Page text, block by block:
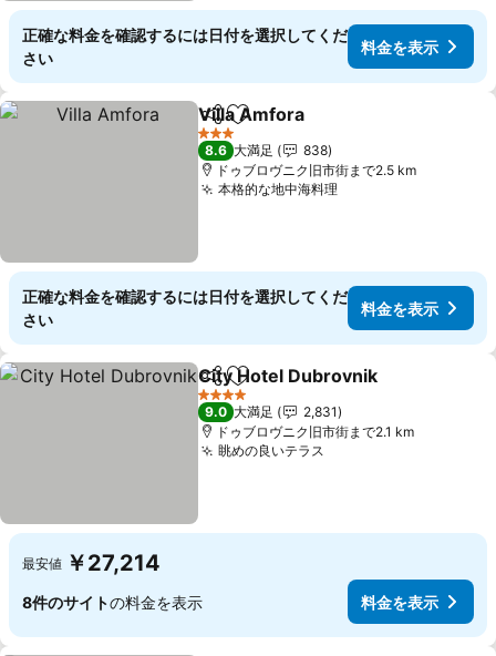
正確な料金を確認するには日付を選択してくだ
さい
料金を表示
シェアお気に入りに追加
Villa Amfora
3 ホテルのランク
8.6 大満足
838
ドゥブロヴニク旧市街まで2.5 km
本格的な地中海料理料金を表示
正確な料金を確認するには日付を選択してくだ
さい
料金を表示
シェアお気に入りに追加
City Hotel Dubrovnik
4 ホテルのランク
9.0 大満足
2,831
ドゥブロヴニク旧市街まで2.1 km
眺めの良いテラス
最安値 ￥27,214
8件のサイトの料金を表示 料金を表示